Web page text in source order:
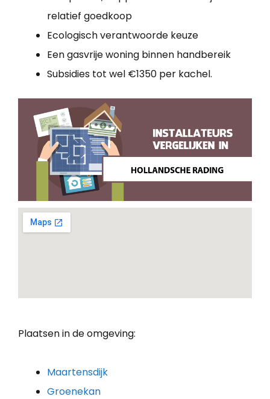
relatief goedkoop
Ecologisch verantwoorde keuze
Een gasvrije woning binnen handbereik
Subsidies tot wel €1350 per kachel.
Plaatsen in de omgeving:
Maartensdijk
Groenekan